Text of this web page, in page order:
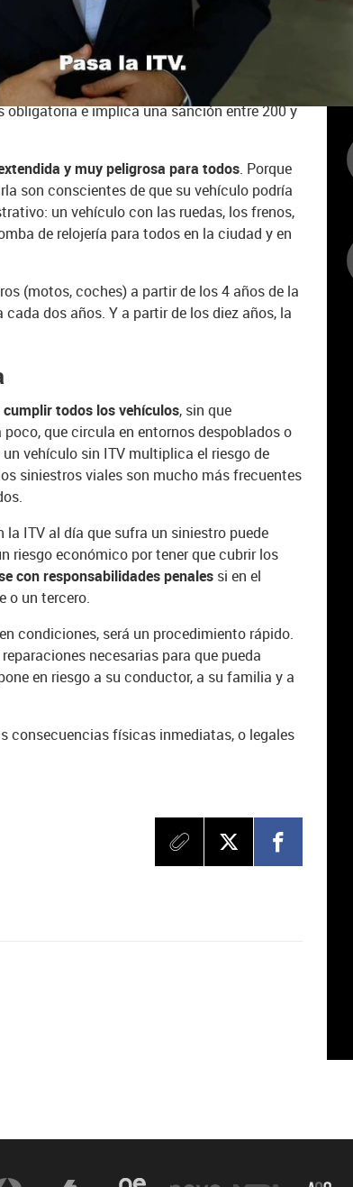
de seguridad de los nuevos modelos,
y los avances tecnológicos evitan muchos
parque automovilístico no pasa
obligatoria e implica una sanción entre 200 y
y muy peligrosa para todos. Porque
son conscientes de que su vehículo podría
un vehículo con las ruedas, los frenos,
de relojería para todos en la ciudad y en
(motos, coches) a partir de los 4 años de la
dos años. Y a partir de los diez años, la
todos los vehículos, sin que
que circula en entornos despoblados o
vehículo sin ITV multiplica el riesgo de
siniestros viales son mucho más frecuentes
ITV al día que sufra un siniestro puede
riesgo económico por tener que cubrir los
con responsabilidades penales si en el
o un tercero.
condiciones, será un procedimiento rápido.
necesarias para que pueda
en riesgo a su conductor, a su familia y a
consecuencias físicas inmediatas, o legales